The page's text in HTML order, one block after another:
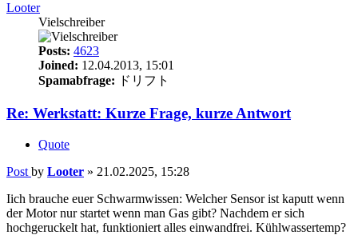
Looter
Vielschreiber
Posts: 4623
Joined: 12.04.2013, 15:01
Spamabfrage: ドリフト
Re: Werkstatt: Kurze Frage, kurze Antwort
Quote
Post by Looter » 21.02.2025, 15:28
Iich brauche euer Schwarmwissen: Welcher Sensor ist kaputt wenn
der Motor nur startet wenn man Gas gibt? Nachdem er sich
hochgeruckelt hat, funktioniert alles einwandfrei. Kühlwassertemp?